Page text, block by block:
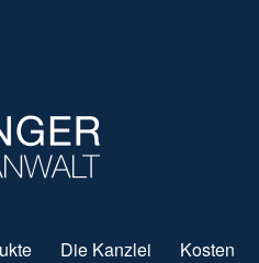
Die Kanzlei Kosten